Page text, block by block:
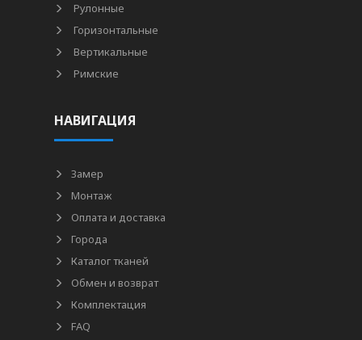
Рулонные
Горизонтальные
Вертикальные
Римские
НАВИГАЦИЯ
Замер
Монтаж
Оплата и доставка
Города
Каталог тканей
Обмен и возврат
Комплектация
FAQ